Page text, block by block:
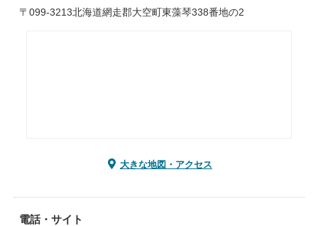
〒099-3213北海道網走郡大空町東藻琴338番地の2
大きな地図・アクセス
電話・サイト